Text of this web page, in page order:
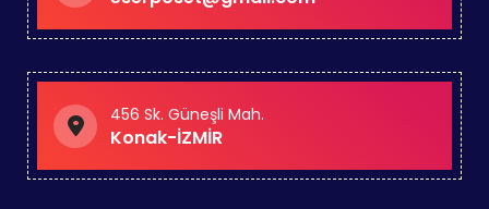
456 Sk. Güneşli Mah.
Konak-İZMİR